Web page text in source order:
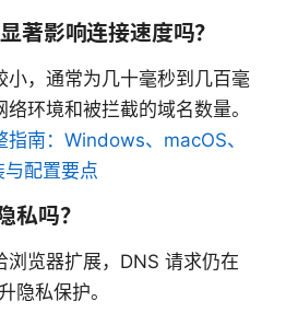
著影响连接速度吗？
小，通常为几十毫秒到几百毫
环境和被拦截的域名数量。
南：Windows、macOS、
配置要点
私吗？
浏览器扩展，DNS 请求仍在
隐私保护。